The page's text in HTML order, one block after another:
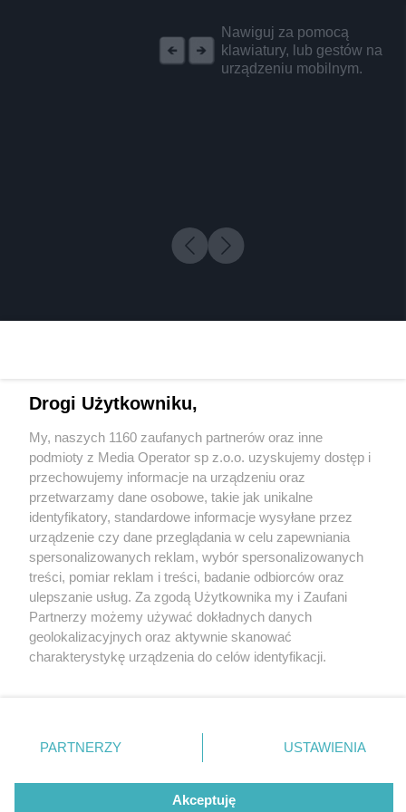
Nawiguj za pomocą
klawiatury, lub gestów na
urządzeniu mobilnym.
5 / 0
Wydawca mediów lokalnych
Nie zapomnij
zapoznać się z:
polityką prywatności
Twojemiasto
Piekary Śląskie
Chorzów
Tarnowskie Góry
Gliwice
Skontakuj sięz nami
Kontakt
Redakcja
Newsletter
Drogi Użytkowniku,
My, naszych 1160 zaufanych partnerów oraz inne
podmioty z Media Operator sp z.o.o. uzyskujemy dostęp i
przechowujemy informacje na urządzeniu oraz
przetwarzamy dane osobowe, takie jak unikalne
identyfikatory, standardowe informacje wysyłane przez
urządzenie czy dane przeglądania w celu zapewniania
spersonalizowanych reklam, wybór spersonalizowanych
treści, pomiar reklam i treści, badanie odbiorców oraz
ulepszanie usług. Za zgodą Użytkownika my i Zaufani
Partnerzy możemy używać dokładnych danych
geolokalizacyjnych oraz aktywnie skanować
charakterystykę urządzenia do celów identyfikacji.
zmienić/wycofać klikając przycisk ustawień prywatności
znajdujący się w lewym dolnym rogu strony
rodzaje przetwarzania danych nie wymagają zgody
użytkownika, ale masz prawo sprzeciwić się takiemu
PARTNERZY USTAWIENIA
Akceptuję